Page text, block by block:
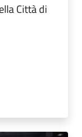
Città di